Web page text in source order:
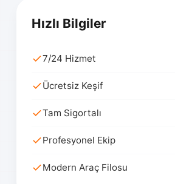
Hızlı Bilgiler
7/24 Hizmet
Ücretsiz Keşif
Tam Sigortalı
Profesyonel Ekip
Modern Araç Filosu